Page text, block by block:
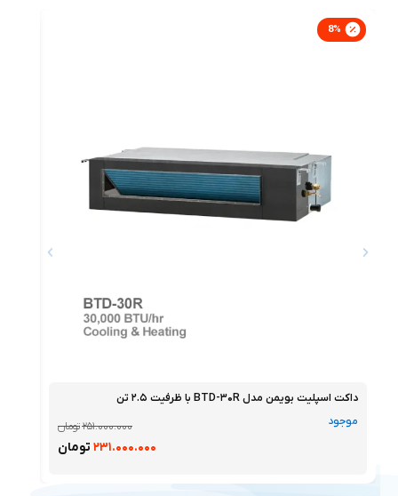
8%
داکت اسپلیت بویمن مدل BTD-۳۰R با ظرفیت ۲.۵ تن
موجود
۲۵۱.۰۰۰.۰۰۰تومان
۲۳۱.۰۰۰.۰۰۰ تومان